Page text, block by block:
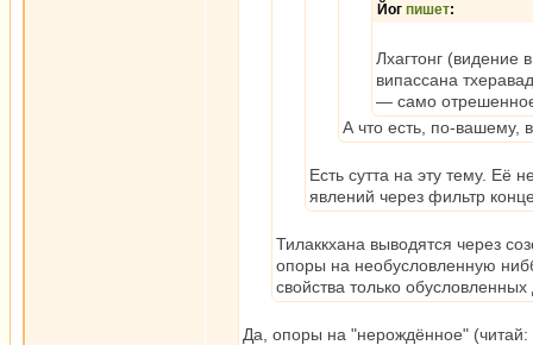
Йог пишет:
Лхагтонг (видение
випассана
— само отрешенное
А что есть, по-вашему,
Есть сутта на эту тему. Её
явлений через фильтр
Тилаккхана выводятся через
опоры на необусловленную
свойства только
Да, опоры на "нерождённое"